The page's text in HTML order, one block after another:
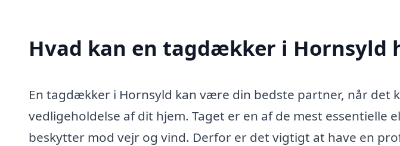
Hvad kan en tagdækker i Hornsyld
En tagdækker i Hornsyld kan være din bedste partner, når det
vedligeholdelse af dit hjem. Taget er en af de mest essentielle
beskytter mod vejr og vind. Derfor er det vigtigt at have en